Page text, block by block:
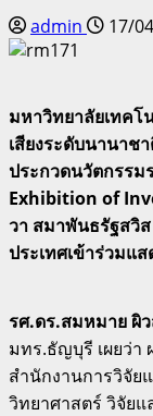
admin 17/
มหาวิทยาลัยเทค
เสียงระดับนานาช
ประกวดนวัตกรร
Exhibition of
วา สมาพันธรัฐสวิ
ประเทศเข้าร่วมแ
รศ.ดร.สมหมาย ผิ
มทร.ธัญบุรี เผยว่า
สำนักงานการวิจัย
วิทยาศาสตร์ วิจัย